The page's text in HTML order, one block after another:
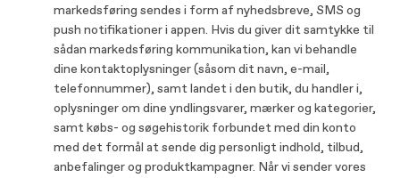
markedsføring sendes i form af nyhedsbreve, SMS og
push notifikationer i appen. Hvis du giver dit samtykke til
sådan markedsføring kommunikation, kan vi behandle
dine kontaktoplysninger (såsom dit navn, e-mail,
telefonnummer), samt landet i den butik, du handler i,
oplysninger om dine yndlingsvarer, mærker og kategorier,
samt købs- og søgehistorik forbundet med din konto
med det formål at sende dig personligt indhold, tilbud,
anbefalinger og produktkampagner. Når vi sender vores